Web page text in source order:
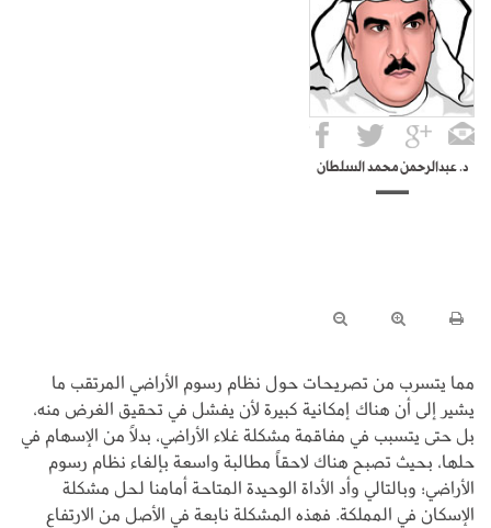
د. عبدالرحمن محمد السلطان
مما يتسرب من تصريحات حول نظام رسوم الأراضي المرتقب ما
يشير إلى أن هناك إمكانية كبيرة لأن يفشل في تحقيق الغرض منه،
بل حتى يتسبب في مفاقمة مشكلة غلاء الأراضي، بدلاً من الإسهام في
حلها، بحيث تصبح هناك لاحقاً مطالبة واسعة بإلغاء نظام رسوم
الأراضي؛ وبالتالي وأد الأداة الوحيدة المتاحة أمامنا لحل مشكلة
الإسكان في المملكة. فهذه المشكلة نابعة في الأصل من الارتفاع